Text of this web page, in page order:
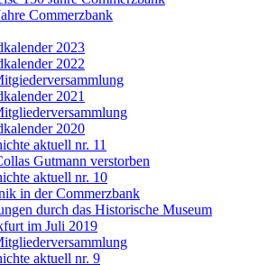
Commerzbank
2023
2022
2021
2020
aktuell nr. 11
Gutmann verstorben
aktuell nr. 10
in der Commerzbank
durch das Historische Museum
im Juli 2019
aktuell nr. 9